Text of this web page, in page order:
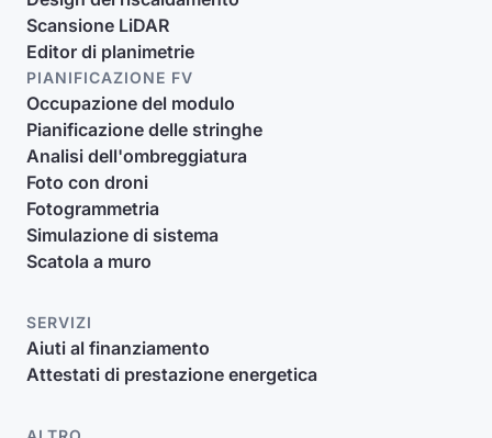
Scansione LiDAR
Editor di planimetrie
PIANIFICAZIONE FV
Occupazione del modulo
Pianificazione delle stringhe
Analisi dell'ombreggiatura
Foto con droni
Fotogrammetria
Simulazione di sistema
Scatola a muro
SERVIZI
Aiuti al finanziamento
Attestati di prestazione energetica